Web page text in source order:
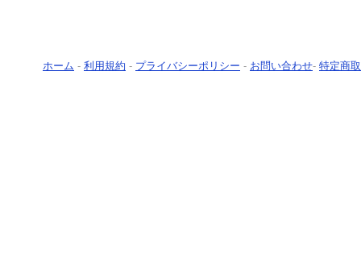
ホーム - 利用規約 - プライバシーポリシー - お問い合わせ- 特定商